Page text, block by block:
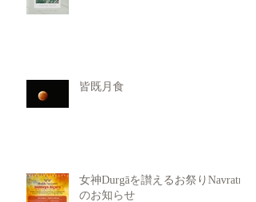
皆既月食
女神Durgāを讃えるお祭りNavratri
のお知らせ